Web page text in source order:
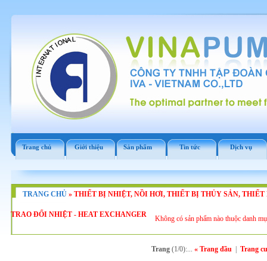
Trang chủ Giới thiệu Sản phẩm Tin tức Dịch vụ
TRANG CHỦ» THIẾT BỊ NHIỆT, NỒI HƠI, THIẾT BỊ THỦY SẢN, THIẾT
TRAO ĐỔI NHIỆT - HEAT EXCHANGER Không có sản phẩm nào thuộc danh
Trang (1/0):... « Trang đầu Trang